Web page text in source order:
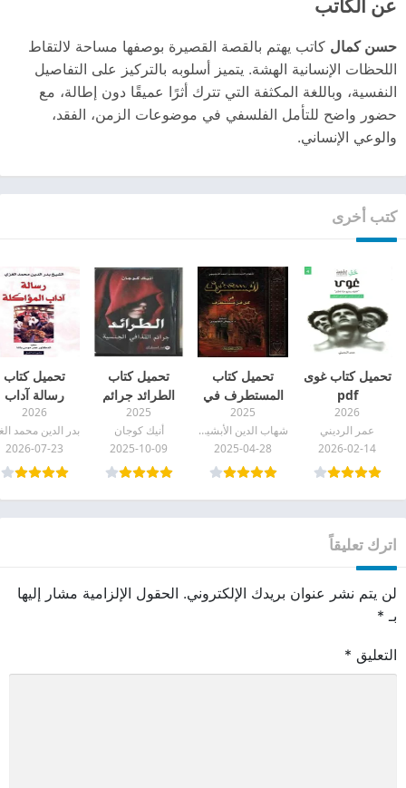
عن الكاتب
حسن كمال كاتب يهتم بالقصة القصيرة بوصفها مساحة لالتقاط
اللحظات الإنسانية الهشة. يتميز أسلوبه بالتركيز على التفاصيل
النفسية، وباللغة المكثفة التي تترك أثرًا عميقًا دون إطالة، مع
حضور واضح للتأمل الفلسفي في موضوعات الزمن، الفقد،
والوعي الإنساني.
كتب أخرى
تحميل كتاب غوى
pdf
2026
عمر الرديني
2026-02-14
تحميل كتاب
المستطرف في
كل فن
مستظرف pdf
2025
شهاب الدين الأبشيهي
2025-04-28
تحميل كتاب
الطرائد جرائم
القذافي الجنسية
pdf
2025
أنيك كوجان
2025-10-09
تحميل كتاب
رسالة آداب
المؤاكلة pdf
2026
2026-07-23
اترك تعليقاً
لن يتم نشر عنوان بريدك الإلكتروني. الحقول الإلزامية مشار إليها
بـ *
التعليق *